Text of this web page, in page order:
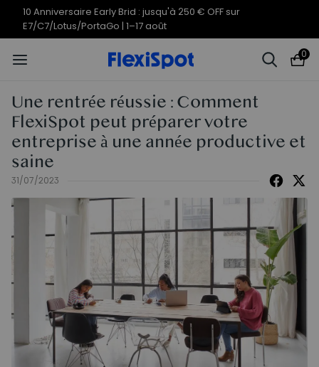
Offres du 10e anniversaire | C7
Morpher dès 579,99 €
Termine en 10j
0
Une rentrée réussie : Comment
FlexiSpot peut préparer votre
entreprise à une année productive et
saine
31/07/2023